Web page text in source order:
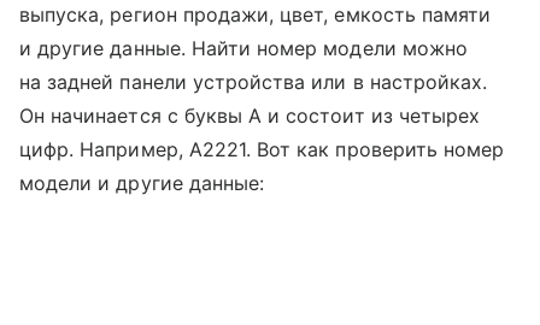
выпуска, регион продажи, цвет, емкость памяти
и другие данные. Найти номер модели можно
на задней панели устройства или в настройках.
Он начинается с буквы A и состоит из четырех
цифр. Например, A2221. Вот как проверить номер
модели и другие данные: